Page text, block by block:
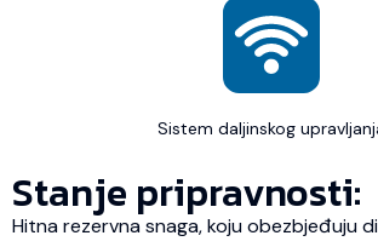
Sistem daljinskog
Stanje pripravnosti:
Hitna rezervna snaga, koju obezbjeđuju